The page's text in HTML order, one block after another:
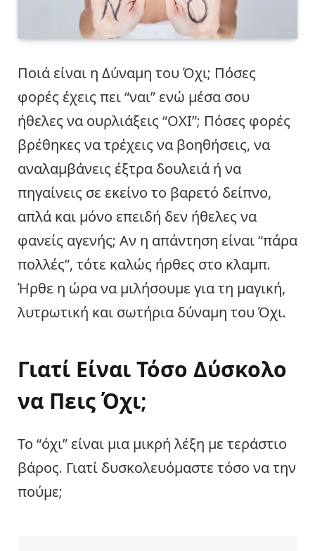
Ποιά είναι η Δύναμη του Όχι; Πόσες
φορές έχεις πει “ναι” ενώ μέσα σου
ήθελες να ουρλιάξεις “ΟΧΙ”; Πόσες φορές
βρέθηκες να τρέχεις να βοηθήσεις, να
αναλαμβάνεις έξτρα δουλειά ή να
πηγαίνεις σε εκείνο το βαρετό δείπνο,
απλά και μόνο επειδή δεν ήθελες να
φανείς αγενής; Αν η απάντηση είναι “πάρα
πολλές”, τότε καλώς ήρθες στο κλαμπ.
Ήρθε η ώρα να μιλήσουμε για τη μαγική,
λυτρωτική και σωτήρια δύναμη του Όχι.
Γιατί Είναι Τόσο Δύσκολο
να Πεις Όχι;
Το “όχι” είναι μια μικρή λέξη με τεράστιο
βάρος. Γιατί δυσκολευόμαστε τόσο να την
πούμε;